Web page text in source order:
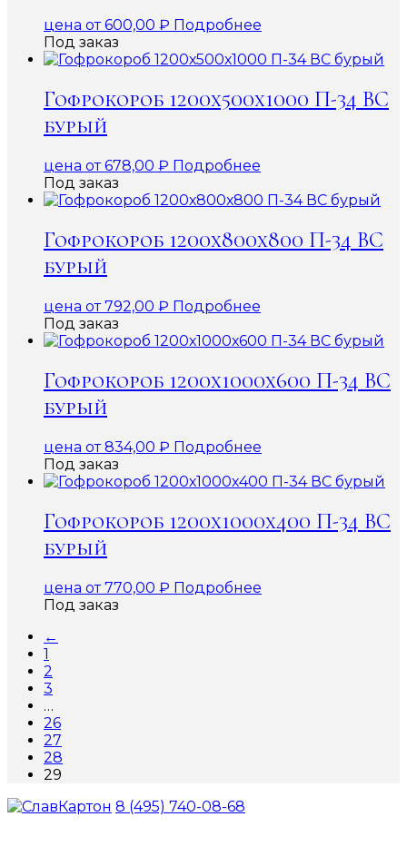
цена от600,00 ₽ Подробнее
Под заказ
Гофрокороб 1200х500х1000 П-34 ВС
бурый
цена от678,00 ₽ Подробнее
Под заказ
Гофрокороб 1200х800х800 П-34 ВС
бурый
цена от792,00 ₽ Подробнее
Под заказ
Гофрокороб 1200х1000х600 П-34 ВС
бурый
цена от834,00 ₽ Подробнее
Под заказ
Гофрокороб 1200х1000х400 П-34 ВС
бурый
цена от770,00 ₽ Подробнее
Под заказ
←
1
2
3
…
26
27
28
29
8 (495) 740-08-68